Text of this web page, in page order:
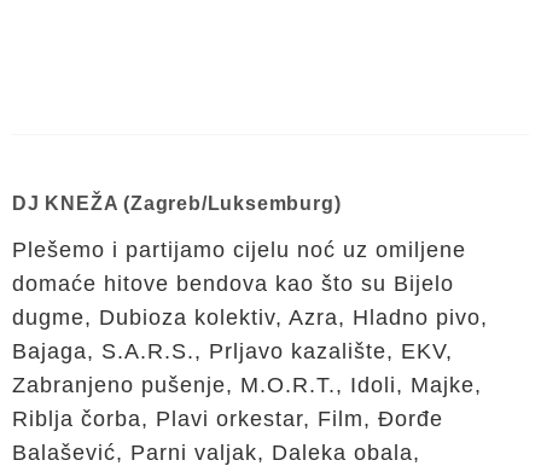
DJ KNEŽA (Zagreb/Luksemburg)
Plešemo i partijamo cijelu noć uz omiljene
domaće hitove bendova kao što su Bijelo
dugme, Dubioza kolektiv, Azra, Hladno pivo,
Bajaga, S.A.R.S., Prljavo kazalište, EKV,
Zabranjeno pušenje, M.O.R.T., Idoli, Majke,
Riblja čorba, Plavi orkestar, Film, Đorđe
Balašević, Parni valjak, Daleka obala,